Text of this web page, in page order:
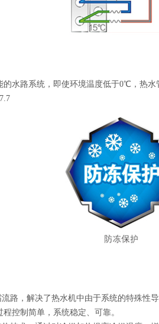
的水路系统，即使环境温度低于0℃，热
路，解决了热水机中由于系统的特殊性
控制简单，系统稳定、可靠。